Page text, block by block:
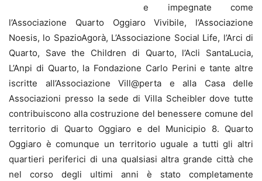
e impegnate come
l’Associazione Quarto Oggiaro Vivibile, l’Associazione
Noesis, lo SpazioAgorà, L’Associazione Social Life, l’Arci di
Quarto, Save the Children di Quarto, l’Acli SantaLucia,
L’Anpi di Quarto, la Fondazione Carlo Perini e tante altre
iscritte all’Associazione Vill@perta e alla Casa delle
Associazioni presso la sede di Villa Scheibler dove tutte
contribuiscono alla costruzione del benessere comune del
territorio di Quarto Oggiaro e del Municipio 8. Quarto
Oggiaro è comunque un territorio uguale a tutti gli altri
quartieri periferici di una qualsiasi altra grande città che
nel corso degli ultimi anni è stato completamente